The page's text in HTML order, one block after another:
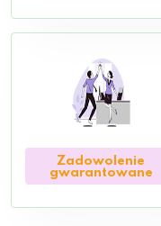
Zadowolenie
gwarantowane